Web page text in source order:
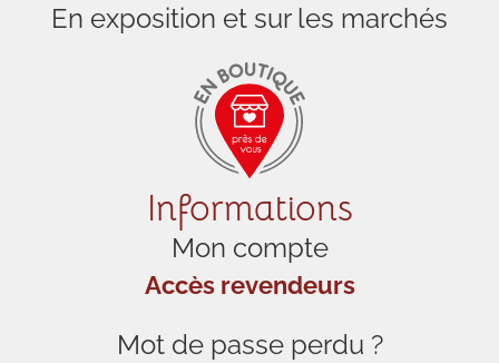
En exposition et sur les marchés
Informations
Mon compte
Accès revendeurs
Mot de passe perdu ?